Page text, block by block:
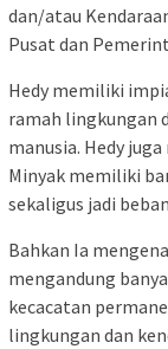
dan/atau
Pusat dan
Hedy memiliki
ramah lingkungan
manusia. Hedy
Minyak memiliki
sekaligus jadi
Bahkan Ia
mengandung
kecacatan
lingkungan dan